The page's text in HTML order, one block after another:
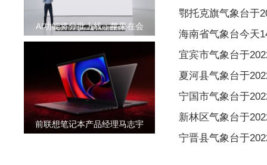
AI功能将分批上线：苹果在会
前联想笔记本产品经理马志宇
鄂托克旗气象台于
海南省气象台今天
宜宾市气象台于
夏河县气象台于
宁国市气象台于
新林区气象台于
宁晋县气象台于